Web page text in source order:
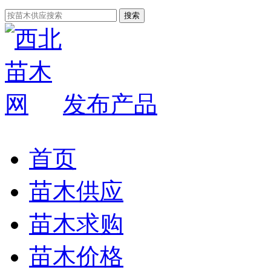
发布产品
首页
苗木供应
苗木求购
苗木价格